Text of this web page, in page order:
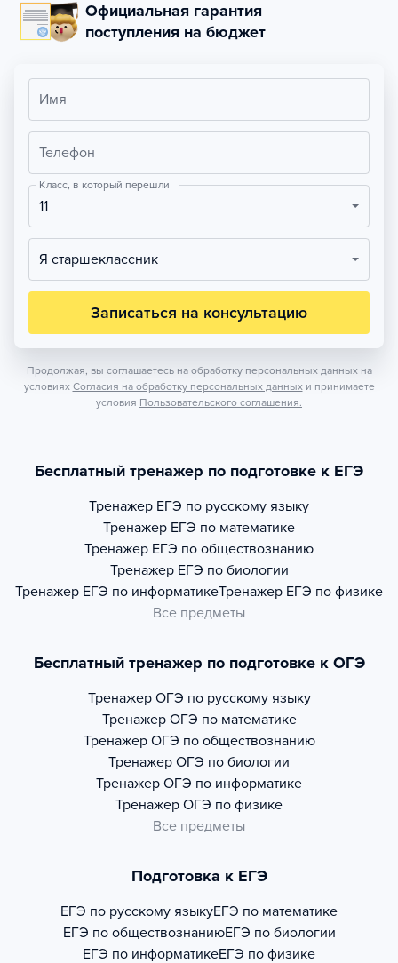
Официальная гарантия
поступления на бюджет
Имя
Телефон
Класс, в который перешли
11
Я старшеклассник
Записаться на консультацию
Продолжая, вы соглашаетесь на обработку персональных данных на
условиях Согласия на обработку персональных данных и принимаете
условия Пользовательского соглашения.
Бесплатный тренажер по подготовке к ЕГЭ
Тренажер ЕГЭ по русскому языку
Тренажер ЕГЭ по математике
Тренажер ЕГЭ по обществознанию
Тренажер ЕГЭ по биологии
Тренажер ЕГЭ по информатикеТренажер ЕГЭ по физике
Все предметы
Бесплатный тренажер по подготовке к ОГЭ
Тренажер ОГЭ по русскому языку
Тренажер ОГЭ по математике
Тренажер ОГЭ по обществознанию
Тренажер ОГЭ по биологии
Тренажер ОГЭ по информатике
Тренажер ОГЭ по физике
Все предметы
Подготовка к ЕГЭ
ЕГЭ по русскому языкуЕГЭ по математике
ЕГЭ по обществознаниюЕГЭ по биологии
ЕГЭ по информатикеЕГЭ по физике